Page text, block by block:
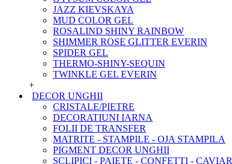
JAZZ KIEVSKAYA
MUD COLOR GEL
ROSALIND SHINY RAINBOW
SHIMMER ROSE GLITTER EVERIN
SPIDER GEL
THERMO-SHINY-SEQUIN
TWINKLE GEL EVERIN
+
DECOR UNGHII
CRISTALE/PIETRE
DECORATIUNI IARNA
FOLII DE TRANSFER
MATRITE - STAMPILE - OJA STAMPILA
PIGMENT DECOR UNGHII
SCLIPICI - PAIETE - CONFETTI - CAVIAR